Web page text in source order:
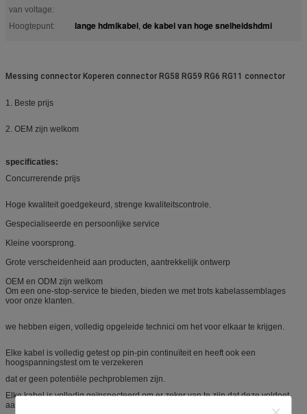
van voltage:
Hoogtepunt: lange hdmikabel, de kabel van hoge snelheidshdmi
Messing connector Koperen connector RG58 RG59 RG6 RG11 connector
1. Beste prijs
2. OEM zijn welkom
specificaties:
Concurrerende prijs
Hoge kwaliteit goedgekeurd, strenge kwaliteitscontrole.
Gespecialiseerde en persoonlijke service
Kleine voorsprong.
Grote verscheidenheid aan producten, aantrekkelijk ontwerp
OEM en ODM zijn welkom
Om een ​​one-stop-service te bieden, bieden we met trots kabelassemblages
voor onze klanten.
we hebben eigen, volledig opgeleide technici om het voor elkaar te krijgen.
Elke kabel is volledig getest op pin-pin continuïteit en heeft ook een
hoogspanningstest om te verzekeren
dat er geen potentiële pechproblemen zijn.
Elke kabel is volledig geïnspecteerd om er zeker van te zijn dat deze voldoet
aan de gestelde eisen.